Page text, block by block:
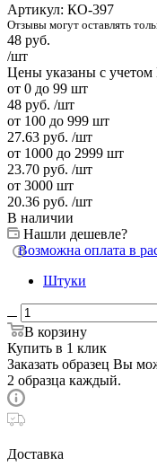
Артикул: КО-397
Отзывы могут оставлять
48 руб.
/шт
Цены указаны с
от 0 до 99 шт
48 руб. /шт
от 100 до 999 шт
27.63 руб. /шт
от 1000 до 2999 шт
23.70 руб. /шт
от 3000 шт
20.36 руб. /шт
В наличии
Нашли дешевле?
Возможна оплата в
Штуки
В корзину
Купить в 1 клик
Заказать образец Вы
2 образца каждый.
Доставка